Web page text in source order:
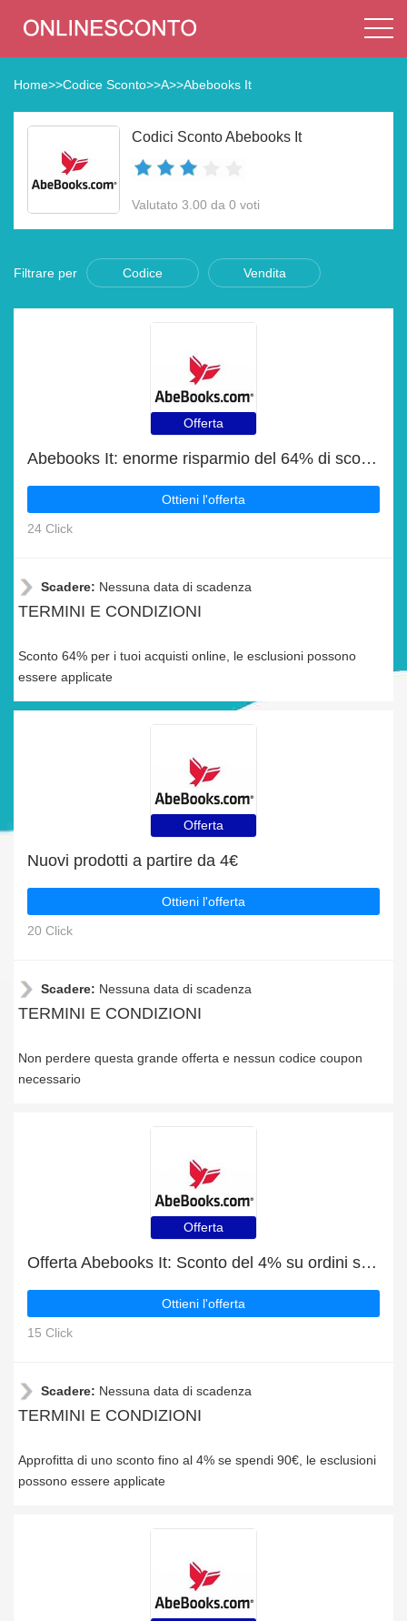
Home>>Codice Sconto>>A>>Abebooks It
Codici Sconto Abebooks It
Valutato 3.00 da 0 voti
Filtrare per Codice Vendita
Offerta
Abebooks It: enorme risparmio del 64% di sconto su tutto il sito solo per questo mese
Ottieni l'offerta
24 Click
Scadere: Nessuna data di scadenza
TERMINI E CONDIZIONI
Sconto 64% per i tuoi acquisti online, le esclusioni possono
essere applicate
Offerta
Nuovi prodotti a partire da 4€
Ottieni l'offerta
20 Click
Scadere: Nessuna data di scadenza
TERMINI E CONDIZIONI
Non perdere questa grande offerta e nessun codice coupon
necessario
Offerta
Offerta Abebooks It: Sconto del 4% su ordini superiori a 90€
Ottieni l'offerta
15 Click
Scadere: Nessuna data di scadenza
TERMINI E CONDIZIONI
Approfitta di uno sconto fino al 4% se spendi 90€, le esclusioni
possono essere applicate